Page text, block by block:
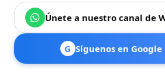
Únete a nuestro canal de
G Síguenos en Google